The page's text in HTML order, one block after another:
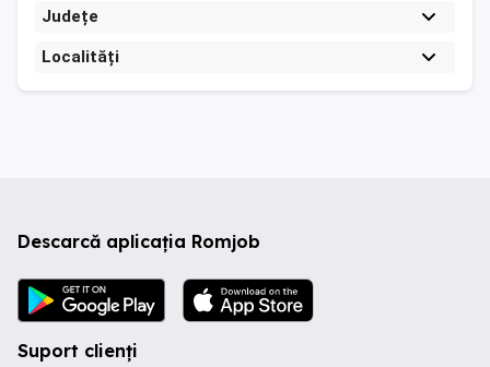
Județe
Localități
Descarcă aplicația Romjob
Suport clienți